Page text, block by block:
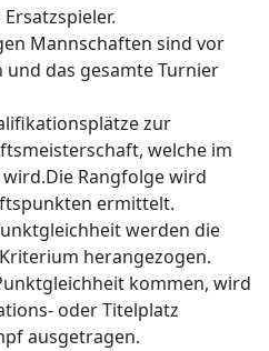
Mannschaften sind vor
das gesamte Turnier
zur
welche im
Die Rangfolge wird
ermittelt.
werden die
herangezogen.
kommen, wird
oder Titelplatz
ausgetragen.